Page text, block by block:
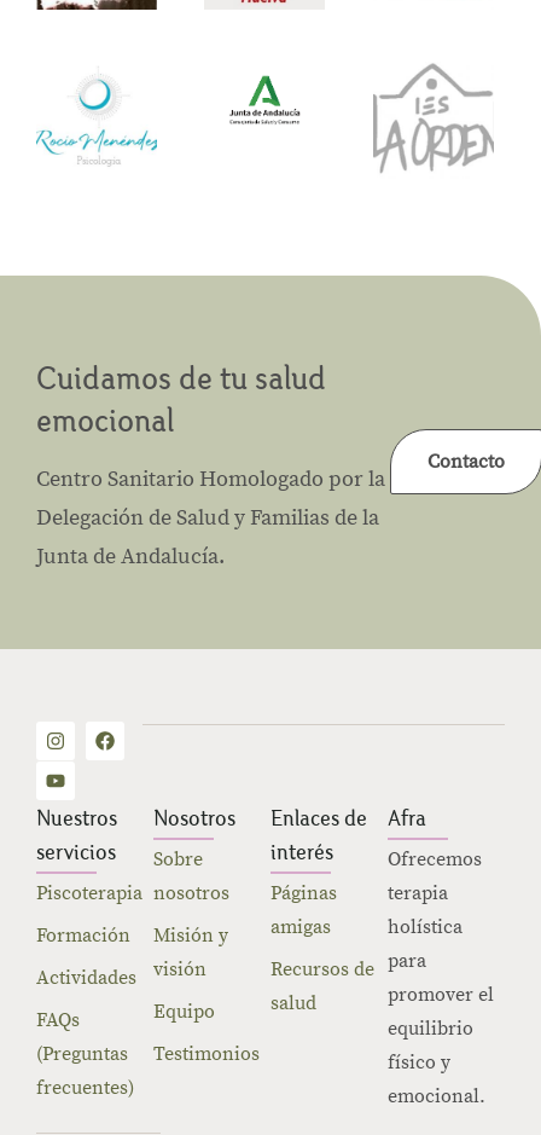
Cuidamos de tu salud
emocional
Centro Sanitario Homologado por la
Delegación de Salud y Familias de la
Junta de Andalucía.
Contacto
Nuestros
servicios
Piscoterapia
Formación
Actividades
FAQs
(Preguntas
frecuentes)
Nosotros
Sobre
nosotros
Misión y
visión
Equipo
Testimonios
Enlaces de
interés
Páginas
amigas
Recursos de
salud
Afra
Ofrecemos
terapia
holística
para
promover el
equilibrio
físico y
emocional.